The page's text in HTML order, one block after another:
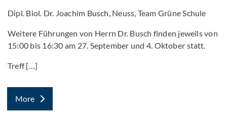
Dipl. Biol. Dr. Joachim Busch, Neuss, Team Grüne Schule
Weitere Führungen von Herrn Dr. Busch finden jeweils von
15:00 bis 16:30 am 27. September und 4. Oktober statt.
Treff […]
More